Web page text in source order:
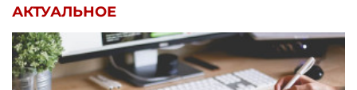
АКТУАЛЬНОЕ